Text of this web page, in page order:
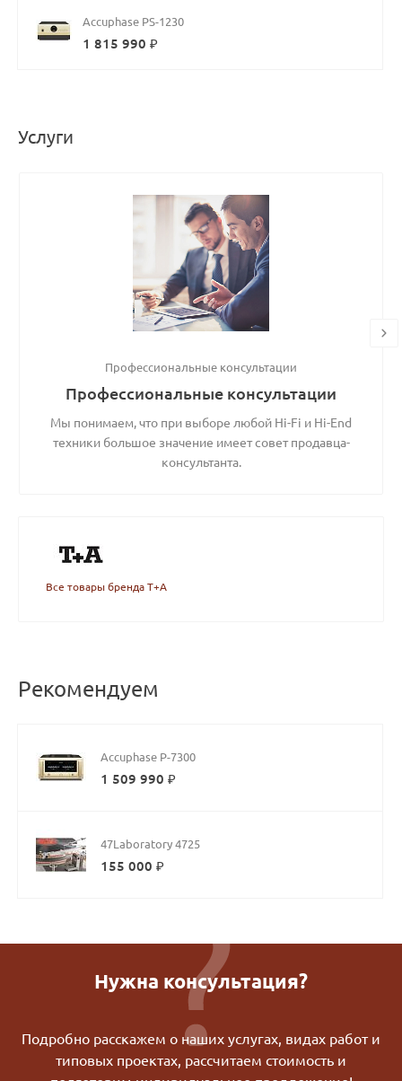
Accuphase PS-1230
1 815 990 ₽
Услуги
Профессиональные консультации
Профессиональные консультации
Мы понимаем, что при выборе любой Hi-Fi и Hi-End
техники большое значение имеет совет продавца-
консультанта.
Все товары бренда T+A
Рекомендуем
Accuphase P-7300
1 509 990 ₽
47Laboratory 4725
155 000 ₽
Нужна консультация?
Подробно расскажем о наших услугах, видах работ и
типовых проектах, рассчитаем стоимость и